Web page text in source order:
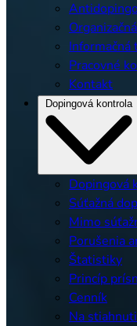
Informačná
Pracovné
Kontakt
Dopingová kontrola
Dopingová
Súťažná
Mimo
Porušenia
Štatistiky
Princíp
Cenník
Na